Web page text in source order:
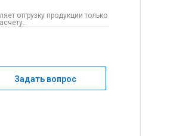
отгрузку продукции только
Задать вопрос